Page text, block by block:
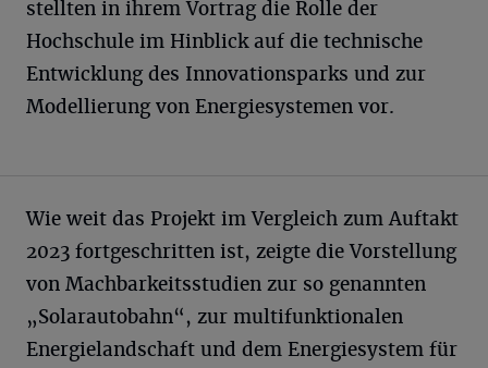
stellten in ihrem Vortrag die Rolle der
Hochschule im Hinblick auf die technische
Entwicklung des Innovationsparks und zur
Modellierung von Energiesystemen vor.
Wie weit das Projekt im Vergleich zum Auftakt
2023 fortgeschritten ist, zeigte die Vorstellung
von Machbarkeitsstudien zur so genannten
„Solarautobahn“, zur multifunktionalen
Energielandschaft und dem Energiesystem für